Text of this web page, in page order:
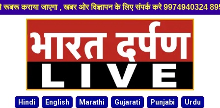
संपर्क करे 9974940324 8955950335 ,हमारे यूट्यूब चैनल को
Hindi English Marathi Gujarati Punjabi Urdu